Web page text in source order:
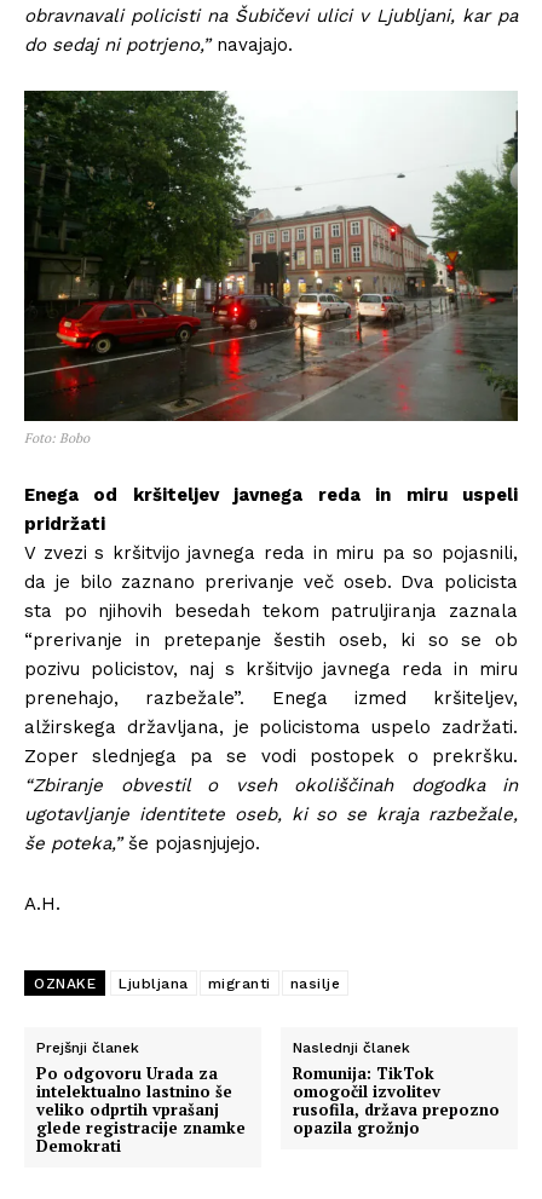
obravnavali policisti na Šubičevi ulici v Ljubljani, kar pa
do sedaj ni potrjeno,”navajajo.
Foto: Bobo
Enega od kršiteljev javnega reda in miru uspeli
pridržati
V zvezi s kršitvijo javnega reda in miru pa so pojasnili,
da je bilo zaznano prerivanje več oseb. Dva policista
sta po njihovih besedah tekom patruljiranja zaznala
“prerivanje in pretepanje šestih oseb, ki so se ob
pozivu policistov, naj s kršitvijo javnega reda in miru
prenehajo, razbežale”. Enega izmed kršiteljev,
alžirskega državljana, je policistoma uspelo zadržati.
Zoper slednjega pa se vodi postopek o prekršku.
“Zbiranje obvestil o vseh okoliščinah dogodka in
ugotavljanje identitete oseb, ki so se kraja razbežale,
še poteka,”še pojasnjujejo.
A.H.
OZNAKE Ljubljana migranti nasilje
Prejšnji članek
Po odgovoru Urada za
intelektualno lastnino še
veliko odprtih vprašanj
glede registracije znamke
Demokrati
Naslednji članek
Romunija: TikTok
omogočil izvolitev
rusofila, država prepozno
opazila grožnjo